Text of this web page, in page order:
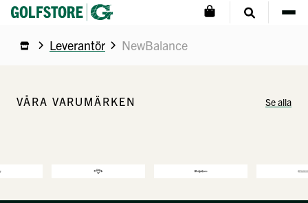
Leverantör NewBalance
VÅRA VARUMÄRKEN Se alla